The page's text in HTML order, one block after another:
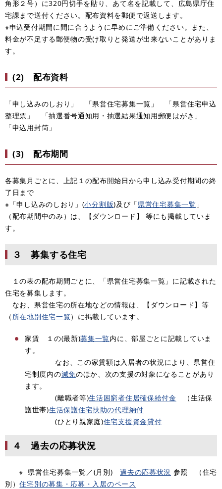
角形２号）に320円切手を貼り、あて名を記載して、広島県庁住
宅課まで送付ください。配布資料を郵便で返送します。
※申込受付期間に間に合うように早めにご準備ください。また、
料金が不足する郵便物の受け取りと発送が出来ないことがありま
す。
(2) 配布資料
「申し込みのしおり」 「県営住宅募集一覧」 「県営住宅申込
整理票」 「抽選番号通知用・抽選結果通知用郵便はがき」
「申込用封筒」
(3) 配布期間
各募集月ごとに、上記１の配布開始日から申し込み受付期間の終
了日まで
※「申し込みのしおり」(小分割版)及び「県営住宅募集一覧 」
（配布期間中のみ）は、【ダウンロード】 等にも掲載していま
す。
３ 募集する住宅
１の表の配布期間ごとに、「県営住宅募集一覧」に記載された
住宅を募集します。
なお、県営住宅の所在地などの情報は、【ダウンロード】等
（ 所在地別住宅一覧）に掲載しています。
家賃 １の(最新)募集一覧内に、部屋ごとに記載していま
す。
なお、この家賃額は入居者の状況により、県営住
宅制度内の減免のほか、次の支援の対象になることがあり
ます。​
(離職者等)生活困窮者住居確保給付金 （生活保
護世帯)生活保護住宅扶助の代理納付
(ひとり親家庭)住宅支援資金貸付
４ 過去の応募状況
※ 県営住宅募集一覧／(月別)過去の応募状況 参照 （住宅
別）住宅別の募集・応募・入居のペース